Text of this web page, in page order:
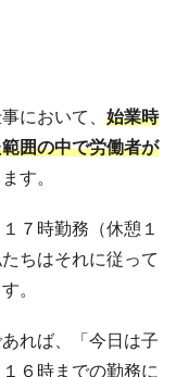
において、 始業時
囲の中で労働者が
す。
７時勤務（休憩１
ちはそれに従って
。
れば、「今日は子
６時までの勤務に